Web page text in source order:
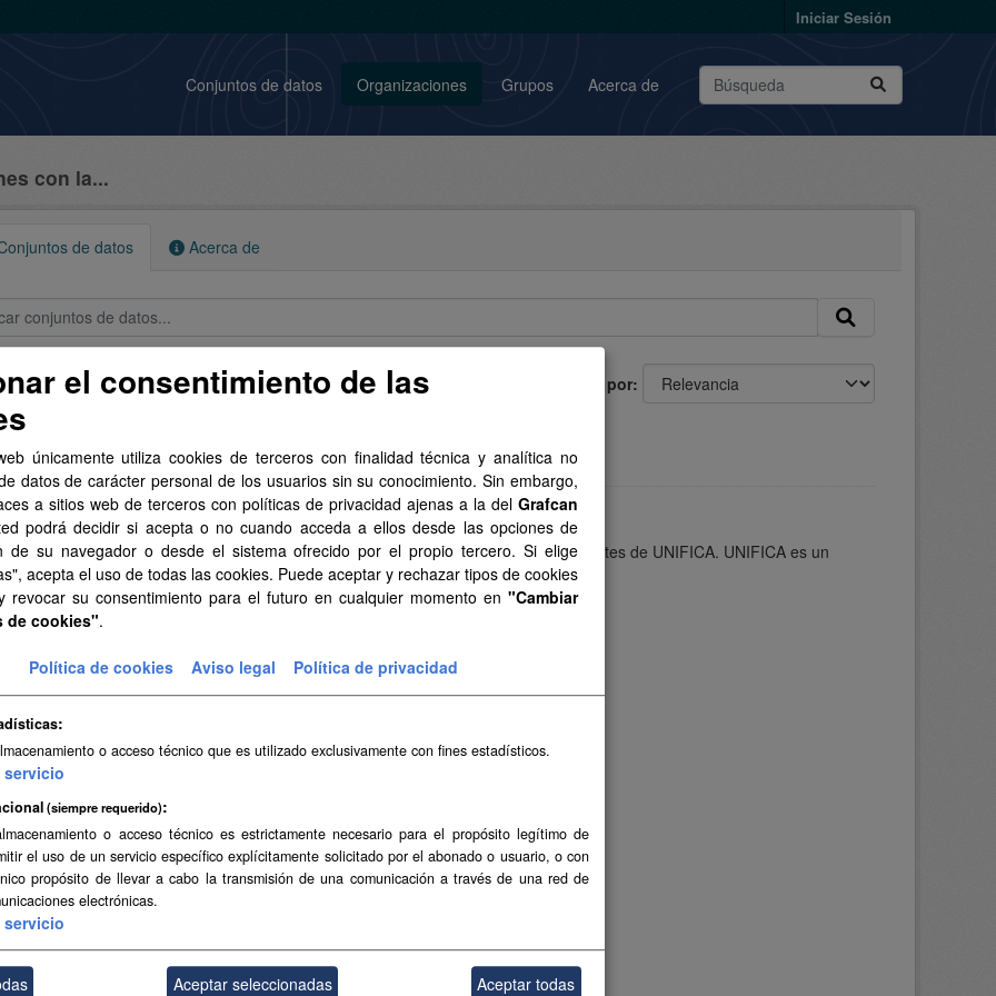
Iniciar Sesión
Conjuntos de datos Organizaciones Grupos Acerca de
con la...
de datos Acerca de
Ordenar por
de datos encontrado
de Infraestructuras y Equipamientos Locales (EIEL) de Canarias
de Infraestructuras y Equipamientos Locales del Gobierno de Canarias procedentes de UNIFICA. UNIFICA es un
aprobado por el Gobierno de Canarias mediante...
el consentimiento de las
únicamente utiliza cookies de terceros con finalidad técnica y analítica no
datos de carácter personal de los usuarios sin su conocimiento. Sin embargo,
a sitios web de terceros con políticas de privacidad ajenas a la del Grafcan
podrá decidir si acepta o no cuando acceda a ellos desde las opciones de
de su navegador o desde el sistema ofrecido por el propio tercero. Si elige
acepta el uso de todas las cookies. Puede aceptar y rechazar tipos de cookies
revocar su consentimiento para el futuro en cualquier momento en "Cambiar
de cookies".
Política de cookies Aviso legal Política de privacidad
o acceso técnico que es utilizado exclusivamente con fines estadísticos.
servicio
(siempre requerido)
o acceso técnico es estrictamente necesario para el propósito legítimo de
el uso de un servicio específico explícitamente solicitado por el abonado o usuario, o con
propósito de llevar a cabo la transmisión de una comunicación a través de una red de
electrónicas.
servicio
Aceptar seleccionadas Aceptar todas